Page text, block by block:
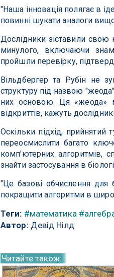
"Наша інновація полягає в
повинні шукати аналоги
Дослідники зіставили
минулого, включаючи
пройшли перевірку,
Вільдбергер та Рубін не
структуру під назвою
них основою. Ця «жеода»
відкриттів, кажуть
Оскільки підхід, прийнятий
переосмислити багато
комп'ютерних алгоритмів,
знайти застосування в
"Це базові обчислення для
покращити алгоритми в
Теги: #математика
Автор:Девід Нілд
Читайте також: